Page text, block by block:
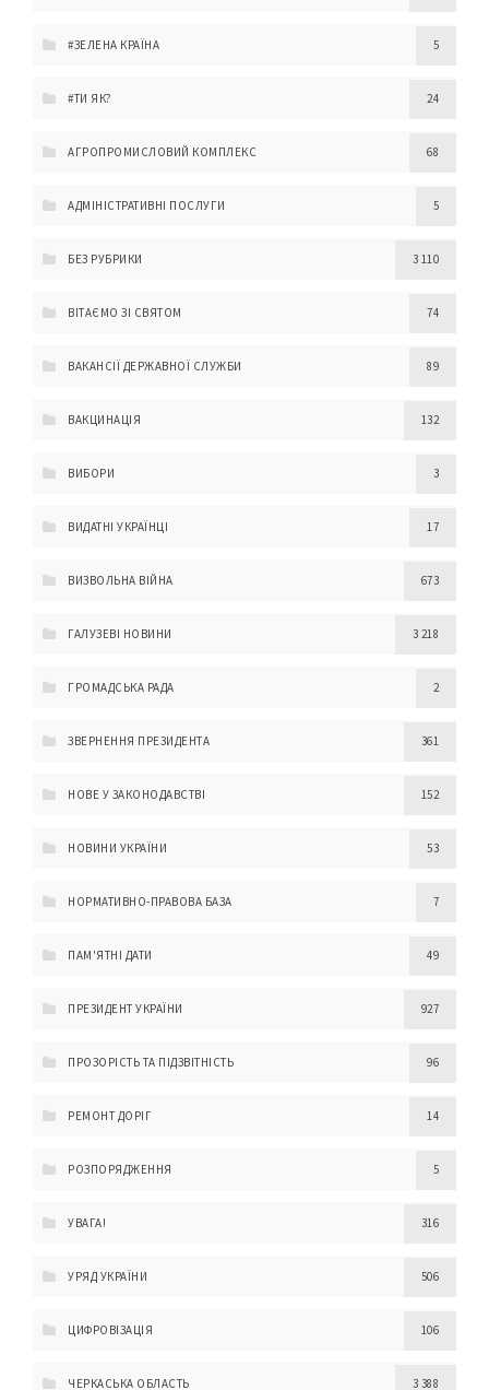
#ЗЕЛЕНА КРАЇНА 5
#ТИ ЯК? 24
АГРОПРОМИСЛОВИЙ КОМПЛЕКС 68
АДМІНІСТРАТИВНІ ПОСЛУГИ 5
БЕЗ РУБРИКИ 3 110
ВІТАЄМО ЗІ СВЯТОМ 74
ВАКАНСІЇ ДЕРЖАВНОЇ СЛУЖБИ 89
ВАКЦИНАЦІЯ 132
ВИБОРИ 3
ВИДАТНІ УКРАЇНЦІ 17
ВИЗВОЛЬНА ВІЙНА 673
ГАЛУЗЕВІ НОВИНИ 3 218
ГРОМАДСЬКА РАДА 2
ЗВЕРНЕННЯ ПРЕЗИДЕНТА 361
НОВЕ У ЗАКОНОДАВСТВІ 152
НОВИНИ УКРАЇНИ 53
НОРМАТИВНО-ПРАВОВА БАЗА 7
ПАМ'ЯТНІ ДАТИ 49
ПРЕЗИДЕНТ УКРАЇНИ 927
ПРОЗОРІСТЬ ТА ПІДЗВІТНІСТЬ 96
РЕМОНТ ДОРІГ 14
РОЗПОРЯДЖЕННЯ 5
УВАГА! 316
УРЯД УКРАЇНИ 506
ЦИФРОВІЗАЦІЯ 106
ЧЕРКАСЬКА ОБЛАСТЬ 3 388